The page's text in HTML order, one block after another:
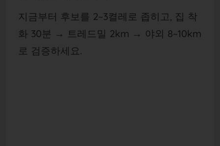
지금부터 후보를 2~3켤레로 좁히고, 집 착
화 30분 → 트레드밀 2km → 야외 8~10km
로 검증하세요.